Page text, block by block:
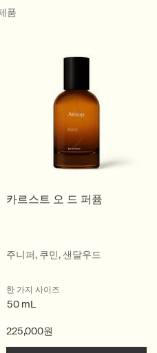
품
카르스트 오 드 퍼퓸
주니퍼, 쿠민, 샌달우드
한 가지 사이즈
50 mL
225,000원